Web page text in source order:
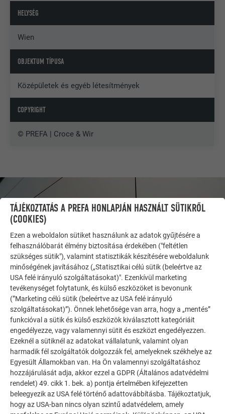
HELYSÉG
Wien
OBJEKTUM TÍPUSA
Középületek és egyéb létesítmények
COPYRIGHT
© PREFA | Croce & Wir
INSPIRÁLÓDJON
TOVÁBBI ÉPÜLETEK
A PREFA referencia galéria bemutatja, milyen
sokoldalúan felhasználható az alumínium. Fedezzen fel
további lenyűgöző projekteket a tartós PREFA
alumínium megoldásokkal tetőkhöz, napelemekhez és
homlokzatokhoz.
TÁJÉKOZTATÁS A PREFA HONLAPJÁN HASZNÁLT SÜTIKRŐL
(COOKIES)
Ezen a weboldalon sütiket használunk az adatok gyűjtésére a
felhasználóbarát élmény biztosítása érdekében ("feltétlen
szükséges sütik"), valamint statisztikák készítésére weboldalunk
minőségének javításához („Statisztikai célú sütik (beleértve az
USA felé irányuló szolgáltatásokat)". Ezenkívül marketing
tevékenységet folytatunk, és külső eszközöket is bevonunk
(”Marketing célú sütik (beleértve az USA felé irányuló
szolgáltatásokat)”). Önnek lehetősége van arra, hogy a „mentés”
funkcióval a sütik és külső eszközök kiválasztott kategóriáit
engedélyezze, vagy valamennyi sütit és eszközt engedélyezzen.
Ezeknél a sütiknél az adatokat vállalatunk, valamint olyan
harmadik fél szolgáltatók dolgozzák fel, amelyeknek székhelye az
Egyesült Államokban van. Ha Ön valamennyi szolgáltatáshoz
hozzájárulását adja, akkor ezzel a GDPR (Általános adatvédelmi
rendelet) 49. cikk 1. bek. a) pontja értelmében kifejezetten
beleegyezik az USA felé történő adattovábbításba. Tájékoztatjuk,
hogy az USA-ban nincs olyan szintű adatvédelem, amely